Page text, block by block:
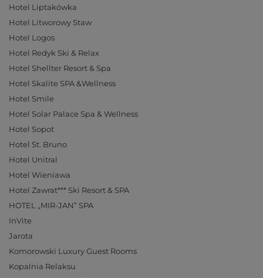
Hotel Liptakówka
Hotel Litworowy Staw
Hotel Logos
Hotel Redyk Ski & Relax
Hotel Shellter Resort & Spa
Hotel Skalite SPA &Wellness
Hotel Smile
Hotel Solar Palace Spa & Wellness
Hotel Sopot
Hotel St. Bruno
Hotel Unitral
Hotel Wieniawa
Hotel Zawrat*** Ski Resort & SPA
HOTEL „MIR-JAN” SPA
InVite
Jarota
Komorowski Luxury Guest Rooms
Kopalnia Relaksu